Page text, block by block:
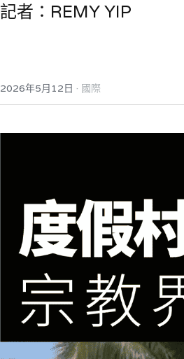
記者：REMY YIP
2026年5月12日 · 國際